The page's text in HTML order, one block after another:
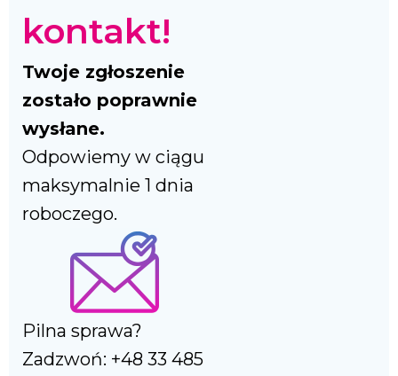
kontakt!
Twoje zgłoszenie
zostało poprawnie
wysłane.
Odpowiemy w ciągu
maksymalnie 1 dnia
roboczego.
Pilna sprawa?
Zadzwoń: +48 33 485